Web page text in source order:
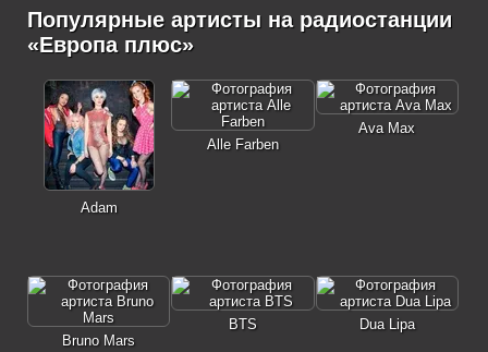
Популярные артисты на радиостанции
«Европа плюс»
Adam
Alle Farben
Ava Max
Bruno Mars
BTS Dua Lipa